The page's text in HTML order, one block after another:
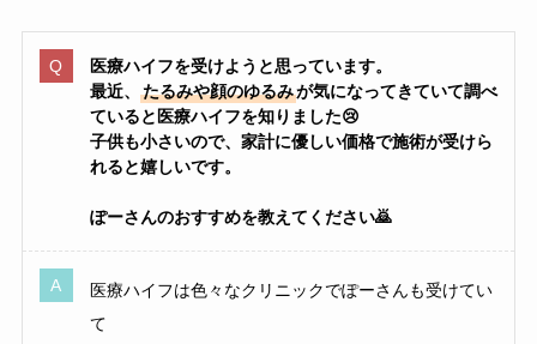
医療ハイフを受けようと思っています。
最近、
たるみや顔のゆるみが気になってきていて調べ
ていると医療ハイフを知りました😢
子供も小さいので、家計に優しい価格で施術が受けら
れると嬉しいです。
ぽーさんのおすすめを教えてください🙇
医療ハイフは色々なクリニックでぽーさんも受けてい
て